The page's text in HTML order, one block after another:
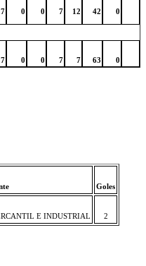
7 0 0 7 12 42 0
7 0 0 7 7 63 0
Goles
E INDUSTRIAL 2